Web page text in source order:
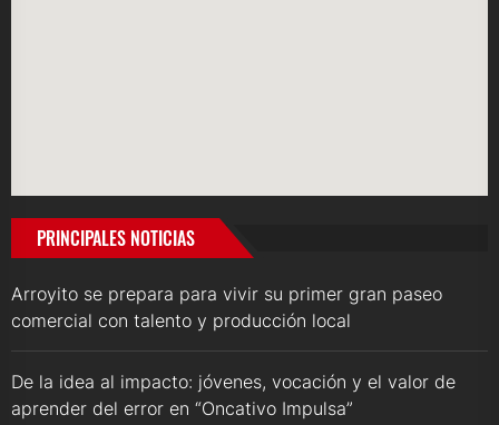
PRINCIPALES NOTICIAS
Arroyito se prepara para vivir su primer gran paseo
comercial con talento y producción local
De la idea al impacto: jóvenes, vocación y el valor de
aprender del error en “Oncativo Impulsa”